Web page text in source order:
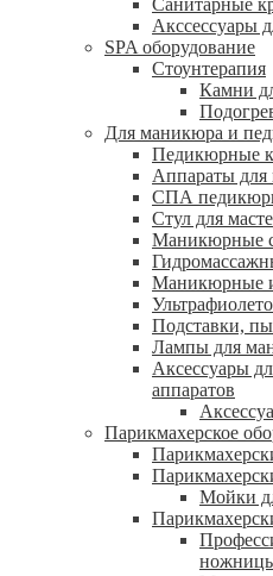
Санитарные
Акссессуары
SPA оборудование
Стоунтерапия
Камни
Для маникюра и
Педикюрные
Аппараты
СПА
Стул для
Маникюрные
Маникюрные
Подставки,
Лампы для
Аксессуары
аппаратов
Парикмахерское
Мойки